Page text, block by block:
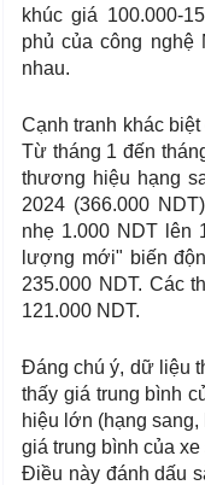
khúc giá 100.000-
phủ của công
nhau.
Cạnh tranh khác
Từ tháng 1 đến
thương hiệu hạng
2024 (366.000
nhẹ 1.000 NDT lên
lượng mới" biến
235.000 NDT. Các
121.000 NDT.
Đáng chú ý, dữ liệu
thấy giá trung bình
hiệu lớn (hạng
giá trung bình của
Điều này đánh dấu